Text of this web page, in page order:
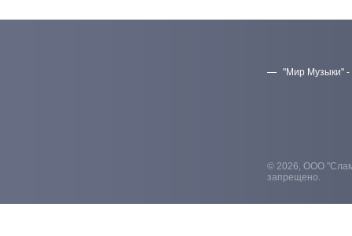
"Мир Музыки" -
© 2026, ООО
запрещено.